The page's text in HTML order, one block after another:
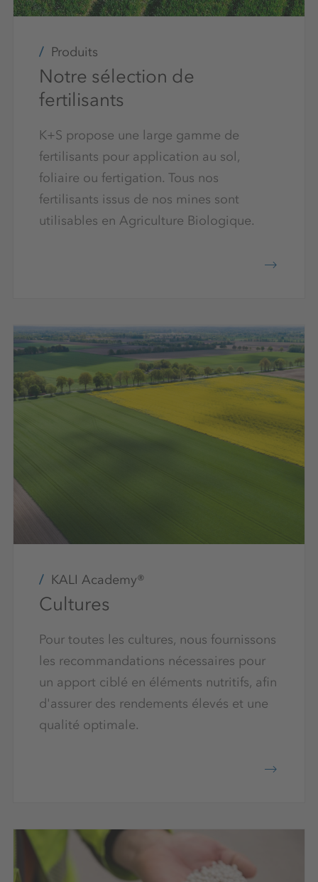
Produits
Notre sélection de
fertilisants
K+S propose une large gamme de
fertilisants pour application au sol,
foliaire ou fertigation. Tous nos
fertilisants issus de nos mines sont
utilisables en Agriculture Biologique.
KALI Academy®
Cultures
Pour toutes les cultures, nous fournissons
les recommandations nécessaires pour
un apport ciblé en éléments nutritifs, afin
d'assurer des rendements élevés et une
qualité optimale.